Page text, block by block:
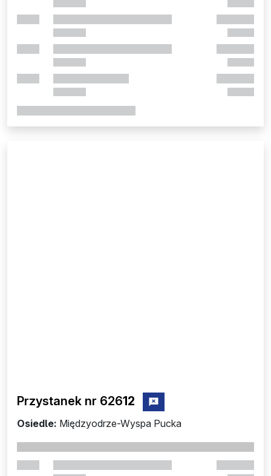
Przystanek nr 62612 zgłoś przystanek nr 62612
Osiedle: Międzyodrze-Wyspa Pucka